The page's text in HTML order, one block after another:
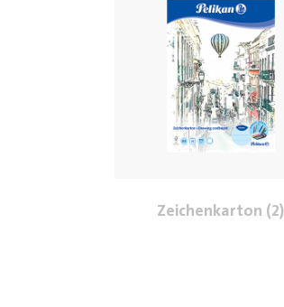
Zeichenkarton (2)